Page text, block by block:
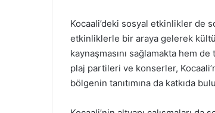
Kocaali’deki sosyal etkinlikler de
etkinliklerle bir araya gelerek
kaynaşmasını sağlamakta hem
plaj partileri ve konserler,
bölgenin tanıtımına da katkıda